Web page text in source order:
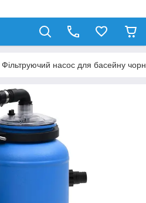
Фільтруючий насос для басейну